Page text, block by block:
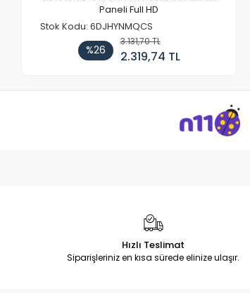
Paneli Full HD
Stok Kodu: 6DJHYNMQCS
%26
3.131,70 TL
2.319,74 TL
Hızlı Teslimat
Siparişleriniz en kısa sürede elinize ulaşır.